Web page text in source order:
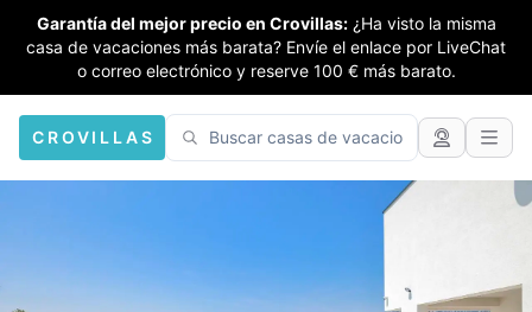
Garantía del mejor precio en Crovillas: ¿Ha visto la misma
casa de vacaciones más barata? Envíe el enlace por LiveChat
o correo electrónico y reserve 100 € más barato.
CROVILLAS